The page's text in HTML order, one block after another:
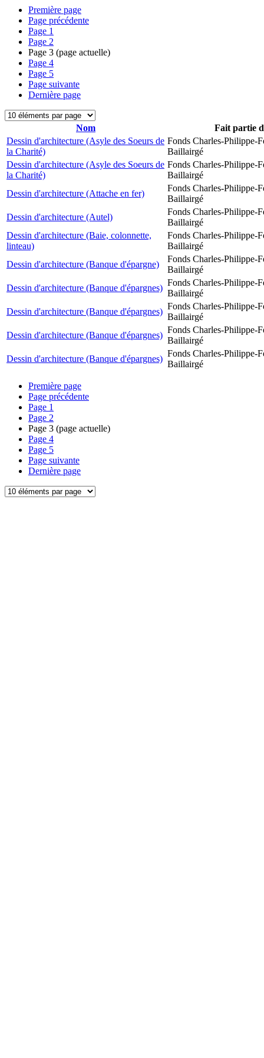
Première page
Page précédente
Page 1
Page 2
Page 3 (page actuelle)
Page 4
Page 5
Page suivante
Dernière page
Nom
Fait partie
Dessin d'architecture (Asyle des Soeurs de
la Charité)
Fonds Charles-Philippe-
Baillairgé
Dessin d'architecture (Asyle des Soeurs de
la Charité)
Fonds Charles-Philippe-
Baillairgé
Dessin d'architecture (Attache en fer)
Fonds Charles-Philippe-
Baillairgé
Dessin d'architecture (Autel)
Fonds Charles-Philippe-
Baillairgé
Dessin d'architecture (Baie, colonnette,
linteau)
Fonds Charles-Philippe-
Baillairgé
Dessin d'architecture (Banque d'épargne)
Fonds Charles-Philippe-
Baillairgé
Dessin d'architecture (Banque d'épargnes)
Fonds Charles-Philippe-
Baillairgé
Dessin d'architecture (Banque d'épargnes)
Fonds Charles-Philippe-
Baillairgé
Dessin d'architecture (Banque d'épargnes)
Fonds Charles-Philippe-
Baillairgé
Dessin d'architecture (Banque d'épargnes)
Fonds Charles-Philippe-
Baillairgé
Première page
Page précédente
Page 1
Page 2
Page 3 (page actuelle)
Page 4
Page 5
Page suivante
Dernière page